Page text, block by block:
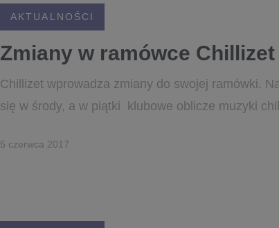
AKTUALNOŚCI
Zmiany w ramówce Chillizet
Chillizet wprowadza zmiany do swojej ramówki.
się w środy, a w piątki klubowe oblicze muzyki
5 czerwca 2017